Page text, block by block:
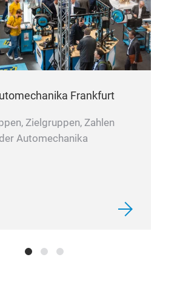
Frankfurt
Zielgruppen, Zahlen
Automechanika